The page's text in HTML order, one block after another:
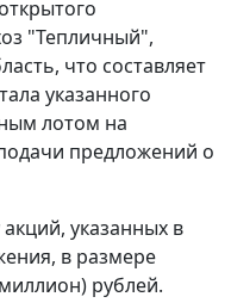
"Тепличный",
что составляет
указанного
лотом на
предложений о
указанных в
в размере
рублей.